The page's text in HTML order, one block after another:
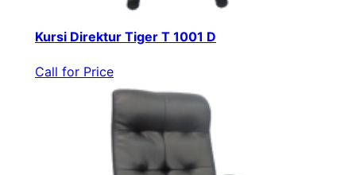
Kursi Direktur Tiger T 1001 D
Call for Price